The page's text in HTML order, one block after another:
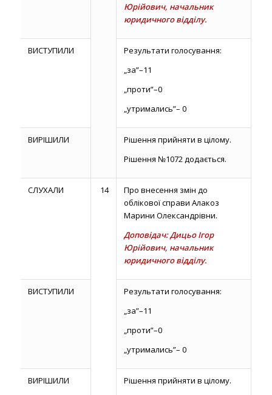
Юрійович, начальник
юридичного відділу.
ВИСТУПИЛИ
Результати голосування:
„за”–11
„проти”–0
„утримались”– 0
ВИРІШИЛИ
Рішення прийняти в цілому.
Рішення №1072 додається.
СЛУХАЛИ 14
Про внесення змін до
облікової справи Алакоз
Марини Олександрівни.
Доповідач: Дицьо Ігор
Юрійович, начальник
юридичного відділу.
ВИСТУПИЛИ
Результати голосування:
„за”–11
„проти”–0
„утримались”– 0
ВИРІШИЛИ
Рішення прийняти в цілому.